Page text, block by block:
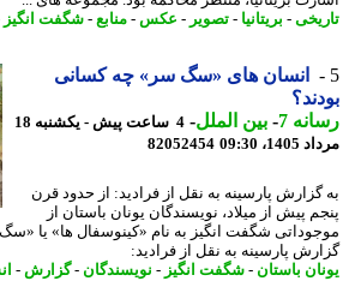
-بریتانیا -تصویر-عکس-منابع-شگفت انگیز -
انسان های «سگ سر» چه کسانی
7
-بین الملل-
4 ساعت پیش - یکشنبه 18
09:30
82052454
پارسینه به نقل از فرادید: از حدود قرن
پیش از میلاد، نویسندگان یونان باستان از
شگفت انگیز به نام «کینوسفال ها» یا «سگ
پارسینه به نقل از فرادید:
باستان-شگفت انگیز -نویسندگان-گزارش -انسان